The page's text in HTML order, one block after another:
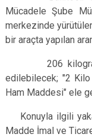
Mücadele Şube
merkezinde
bir araçta yapılan
206 kilogram
edilebilecek; "2
Ham Maddesi" ele
Konuyla ilgili
Madde İmal ve